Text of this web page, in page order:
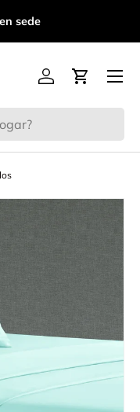
sede
Iniciar sesión
Carrito
Menú